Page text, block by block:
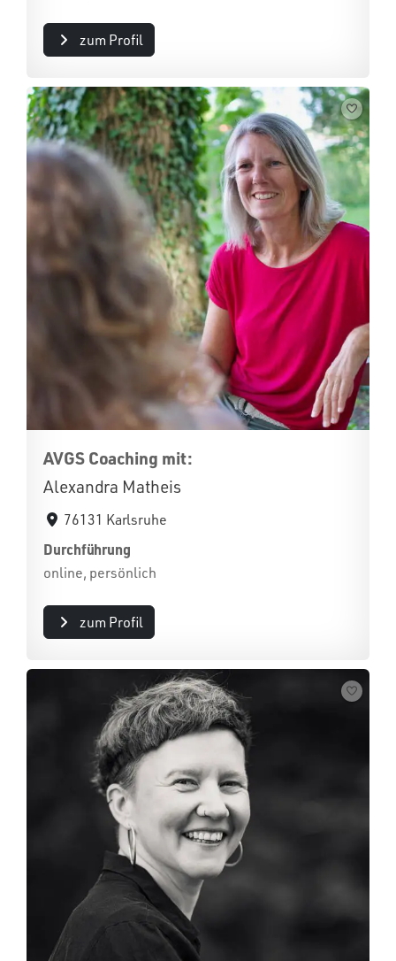
zum Profil
AVGS Coaching mit:
Alexandra Matheis
76131 Karlsruhe
Durchführung
online, persönlich
zum Profil